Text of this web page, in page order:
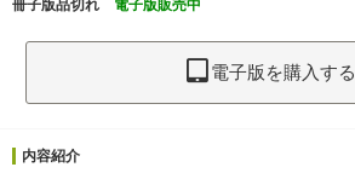
冊子版品切れ 電子版販売中
電子版を購入する
内容紹介